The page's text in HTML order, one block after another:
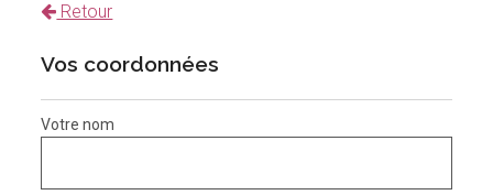
Retour
Vos coordonnées
Votre nom